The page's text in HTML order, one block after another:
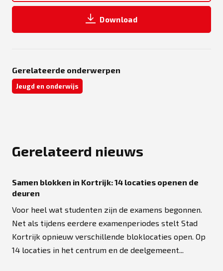
Download
Gerelateerde onderwerpen
Jeugd en onderwijs
Gerelateerd nieuws
Samen blokken in Kortrijk: 14 locaties openen de
deuren
Voor heel wat studenten zijn de examens begonnen.
Net als tijdens eerdere examenperiodes stelt Stad
Kortrijk opnieuw verschillende bloklocaties open. Op
14 locaties in het centrum en de deelgemeent...